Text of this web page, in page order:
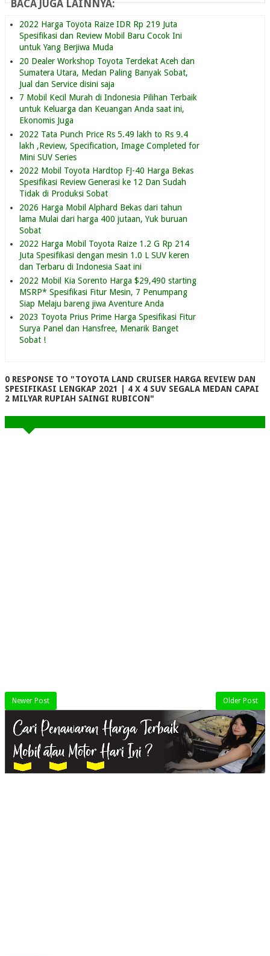
BACA JUGA LAINNYA:
2022 Harga Toyota Raize IDR Rp 219 Juta
Spesifikasi dan Review Mobil Baru Cocok Ini
untuk Yang Berjiwa Muda
20 Dealer Workshop Toyota Terdekat Aceh dan
Sumatera Utara, Medan Paling Banyak Sobat,
Jual dan Service disini saja
7 Mobil Kecil Murah di Indonesia Pilihan Terbaik
untuk Keluarga dan Keuangan Anda saat ini,
Ekonomis Juga
2022 Tata Punch Price Rs 5.49 lakh to Rs 9.4
lakh ,Review, Specification, Image Completed for
Mini SUV Series
2022 Mobil Toyota Hardtop FJ-40 Harga Bekas
Spesifikasi Review Generasi ke 12 Dan Sudah
Tidak di Produksi Sobat
2026 Harga Mobil Alphard Bekas dari tahun
lama Mulai dari harga 400 jutaan, Yuk buruan
Sobat
2022 Harga Mobil Toyota Raize 1.2 G Rp 214
Juta Spesifikasi dengan mesin 1.0 L SUV keren
dan Terbaru di Indonesia Saat ini
2022 Mobil Kia Sorento Harga $29,490 starting
MSRP* Spesifikasi Fitur Mesin, 7 Penumpang
Siap Melaju bareng jiwa Aventure Anda
2023 Toyota Prius Prime Harga Spesifikasi Fitur
Surya Panel dan Hansfree, Menarik Banget
Sobat !
0 RESPONSE TO "TOYOTA LAND CRUISER HARGA REVIEW DAN
SPESIFIKASI LENGKAP 2021 | 4 X 4 SUV SEGALA MEDAN CAPAI
2 MILYAR RUPIAH SAINGI RUBICON"
Newer Post Older Post